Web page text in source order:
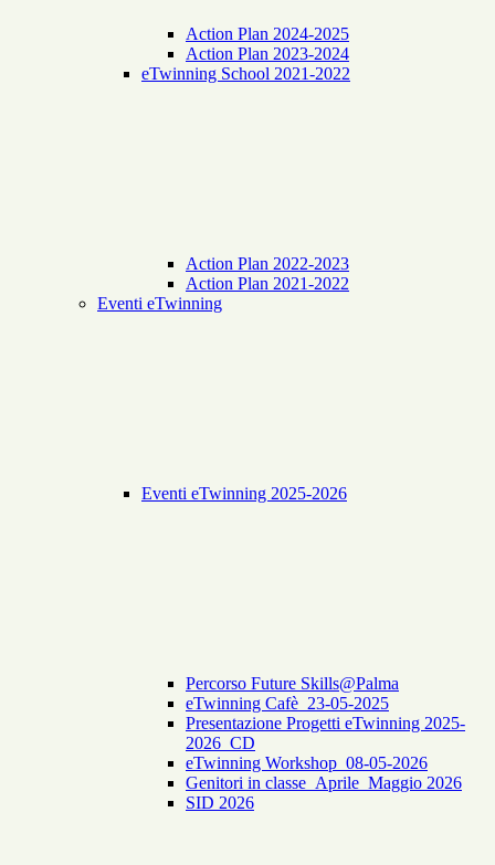
Action Plan 2024-2025
Action Plan 2023-2024
eTwinning School 2021-2022
Action Plan 2022-2023
Action Plan 2021-2022
Eventi eTwinning
Eventi eTwinning 2025-2026
Percorso Future Skills@Palma
eTwinning Cafè_23-05-2025
Presentazione Progetti eTwinning 2025-
2026_CD
eTwinning Workshop_08-05-2026
Genitori in classe_Aprile_Maggio 2026
SID 2026